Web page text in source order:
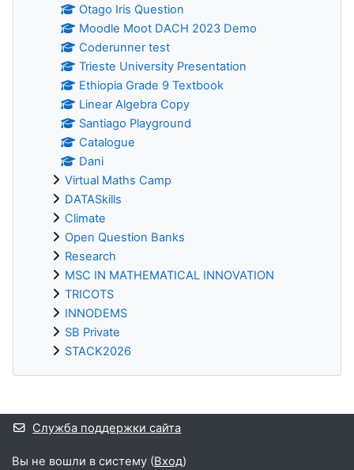
Otago Iris Question
Moodle Moot DACH 2023 Demo
Coderunner test
Trieste University Presentation
Ethiopia Grade 9 Textbook
Linear Algebra Copy
Santiago Playground
Catalogue
Dani
Virtual Maths Camp
DATASkills
Climate
Open Question Banks
Research
MSC IN MATHEMATICAL INNOVATION
TRICOTS
INNODEMS
SB Private
STACK2026
Дополнительные блоки
Служба поддержки сайта
Вы не вошли в систему (Вход)